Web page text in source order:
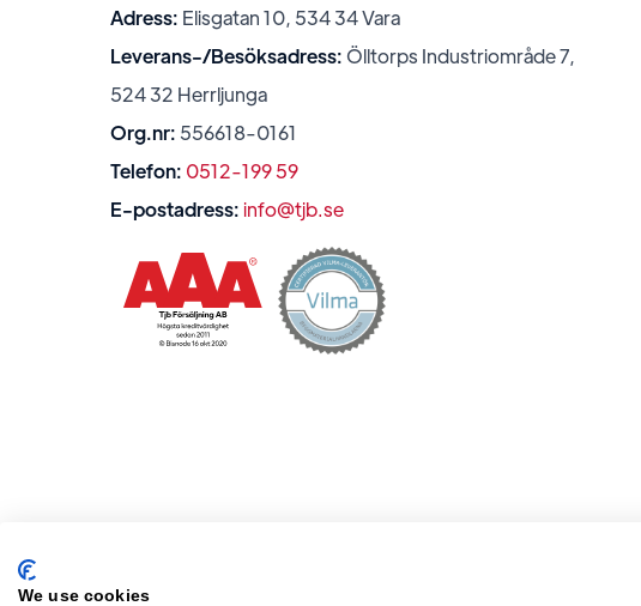
Adress: Elisgatan 10, 534 34 Vara
Leverans-/Besöksadress: Ölltorps Industriområde 7,
524 32 Herrljunga
Org.nr: 556618-0161
Telefon: 0512-199 59
E-postadress: info@tjb.se
We use cookies